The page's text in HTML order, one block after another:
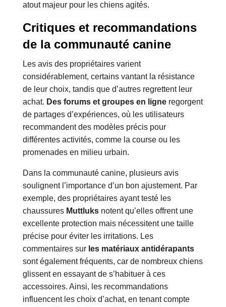
atout majeur pour les chiens agités.
Critiques et recommandations
de la communauté canine
Les avis des propriétaires varient
considérablement, certains vantant la résistance
de leur choix, tandis que d’autres regrettent leur
achat. Des forums et groupes en ligneregorgent
de partages d’expériences, où les utilisateurs
recommandent des modèles précis pour
différentes activités, comme la course ou les
promenades en milieu urbain.
Dans la communauté canine, plusieurs avis
soulignent l’importance d’un bon ajustement. Par
exemple, des propriétaires ayant testé les
chaussures Muttluksnotent qu’elles offrent une
excellente protection mais nécessitent une taille
précise pour éviter les irritations. Les
commentaires sur les matériaux antidérapants
sont également fréquents, car de nombreux chiens
glissent en essayant de s’habituer à ces
accessoires. Ainsi, les recommandations
influencent les choix d’achat, en tenant compte